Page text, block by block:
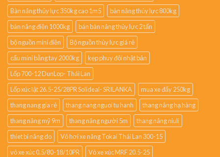
Bàn nâng thủy lực 350kg cao 1m5
bàn nâng thủy lực 800kg
bàn nâng điện 1000kg
bán bàn nâng thủy lực 2 tấn
bộ nguồn mini điện
Bộ nguồn thủy lực giá rẻ
cẩu mini bằng tay 2000kg
kẹp phuy đôi nhật bản
Lốp 700-12 DunLop- Thái Lan
Lốp xúc lật 26.5-25/28PR Solideal- SRILANKA
mua xe đẩy 250kg
thang nang gia rẻ
thang nang nguoi tu hanh
thang nâng hạ hàng
thang nâng mỹ 9m
thang nâng người 5m
thang nâng niuli
thiet bi nâng do
Vỏ hơi xe nâng Tokai Thái Lan 300-15
vỏ xe xúc 0.5/80-18/10PR
Vỏ xe xúc MRF 20.5-25